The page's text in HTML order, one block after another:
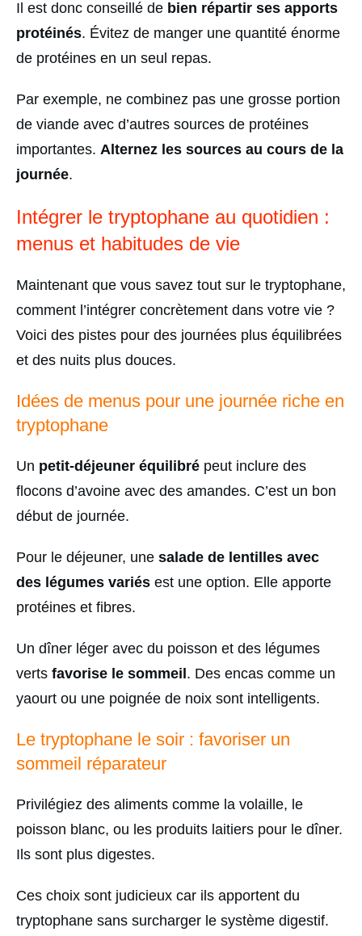
Il est donc conseillé de bien répartir ses apports
protéinés. Évitez de manger une quantité énorme
de protéines en un seul repas.
Par exemple, ne combinez pas une grosse portion
de viande avec d’autres sources de protéines
importantes. Alternez les sources au cours de la
journée.
Intégrer le tryptophane au quotidien :
menus et habitudes de vie
Maintenant que vous savez tout sur le tryptophane,
comment l’intégrer concrètement dans votre vie ?
Voici des pistes pour des journées plus équilibrées
et des nuits plus douces.
Idées de menus pour une journée riche en
tryptophane
Un petit-déjeuner équilibré peut inclure des
flocons d’avoine avec des amandes. C’est un bon
début de journée.
Pour le déjeuner, une salade de lentilles avec
des légumes variés est une option. Elle apporte
protéines et fibres.
Un dîner léger avec du poisson et des légumes
verts favorise le sommeil. Des encas comme un
yaourt ou une poignée de noix sont intelligents.
Le tryptophane le soir : favoriser un
sommeil réparateur
Privilégiez des aliments comme la volaille, le
poisson blanc, ou les produits laitiers pour le dîner.
Ils sont plus digestes.
Ces choix sont judicieux car ils apportent du
tryptophane sans surcharger le système digestif.